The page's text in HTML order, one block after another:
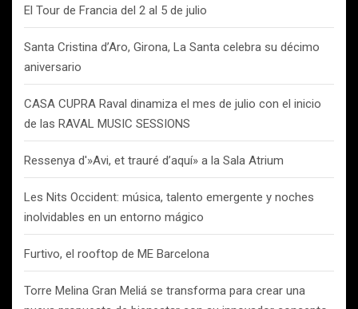
El Tour de Francia del 2 al 5 de julio
Santa Cristina d’Aro, Girona, La Santa celebra su décimo
aniversario
CASA CUPRA Raval dinamiza el mes de julio con el inicio
de las RAVAL MUSIC SESSIONS
Ressenya d'»Avi, et trauré d’aquí» a la Sala Atrium
Les Nits Occident: música, talento emergente y noches
inolvidables en un entorno mágico
Furtivo, el rooftop de ME Barcelona
Torre Melina Gran Meliá se transforma para crear una